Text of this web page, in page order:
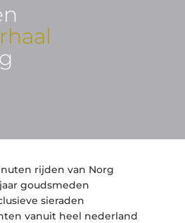
rijden van Norg
goudsmeden
sieraden
vanuit heel nederland